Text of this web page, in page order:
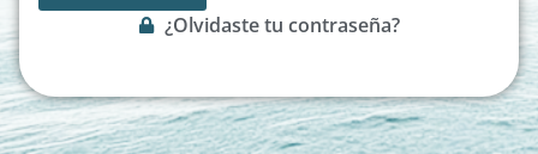
¿Olvidaste tu contraseña?